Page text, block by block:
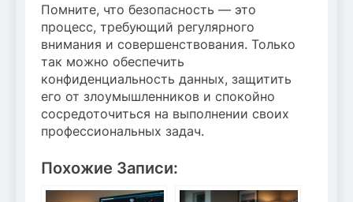
Помните, что безопасность — это
процесс, требующий регулярного
внимания и совершенствования. Только
так можно обеспечить
конфиденциальность данных, защитить
его от злоумышленников и спокойно
сосредоточиться на выполнении своих
профессиональных задач.
Похожие Записи: